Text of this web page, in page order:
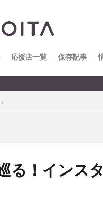
ャンネル
応援店一覧 保存記事
大分のすこ〜
る！インス
け お土産
アウトドア
アサイーボウル
理
ビール ピザ フェス
レ
ホーバークラ